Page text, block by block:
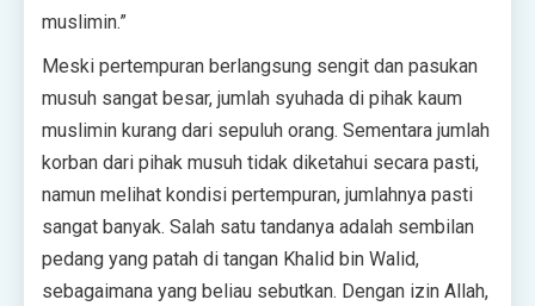
muslimin.”
Meski pertempuran berlangsung sengit dan pasukan
musuh sangat besar, jumlah syuhada di pihak kaum
muslimin kurang dari sepuluh orang. Sementara jumlah
korban dari pihak musuh tidak diketahui secara pasti,
namun melihat kondisi pertempuran, jumlahnya pasti
sangat banyak. Salah satu tandanya adalah sembilan
pedang yang patah di tangan Khalid bin Walid,
sebagaimana yang beliau sebutkan. Dengan izin Allah,